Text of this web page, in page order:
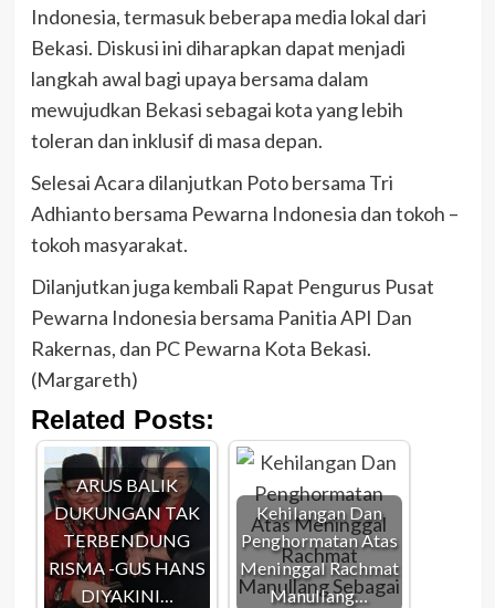
Indonesia, termasuk beberapa media lokal dari
Bekasi. Diskusi ini diharapkan dapat menjadi
langkah awal bagi upaya bersama dalam
mewujudkan Bekasi sebagai kota yang lebih
toleran dan inklusif di masa depan.
Selesai Acara dilanjutkan Poto bersama Tri
Adhianto bersama Pewarna Indonesia dan tokoh –
tokoh masyarakat.
Dilanjutkan juga kembali Rapat Pengurus Pusat
Pewarna Indonesia bersama Panitia API Dan
Rakernas, dan PC Pewarna Kota Bekasi.
(Margareth)
Related Posts:
ARUS BALIK
DUKUNGAN TAK
TERBENDUNG
RISMA -GUS HANS
DIYAKINI…
Kehilangan Dan
Penghormatan Atas
Meninggal Rachmat
Manullang…